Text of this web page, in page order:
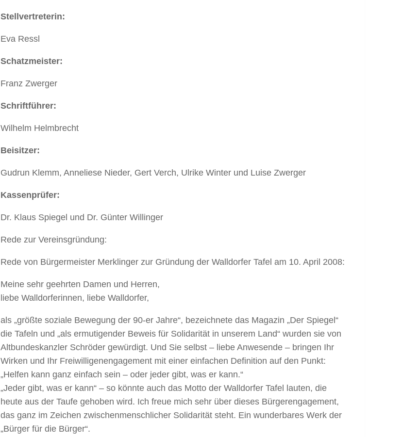
Stellvertreterin:
Eva Ressl
Schatzmeister:
Franz Zwerger
Schriftführer:
Wilhelm Helmbrecht
Beisitzer:
Gudrun Klemm, Anneliese Nieder, Gert Verch, Ulrike Winter und Luise Zwerger
Kassenprüfer:
Dr. Klaus Spiegel und Dr. Günter Willinger
Rede zur Vereinsgründung:
Rede von Bürgermeister Merklinger zur Gründung der Walldorfer Tafel am 10. April 2008:
Meine sehr geehrten Damen und Herren,
liebe Walldorferinnen, liebe Walldorfer,
als „größte soziale Bewegung der 90-er Jahre“, bezeichnete das Magazin „Der Spiegel“
die Tafeln und „als ermutigender Beweis für Solidarität in unserem Land“ wurden sie von
Altbundeskanzler Schröder gewürdigt. Und Sie selbst – liebe Anwesende – bringen Ihr
Wirken und Ihr Freiwilligenengagement mit einer einfachen Definition auf den Punkt:
„Helfen kann ganz einfach sein – oder jeder gibt, was er kann.“
„Jeder gibt, was er kann“ – so könnte auch das Motto der Walldorfer Tafel lauten, die
heute aus der Taufe gehoben wird. Ich freue mich sehr über dieses Bürgerengagement,
das ganz im Zeichen zwischenmenschlicher Solidarität steht. Ein wunderbares Werk der
„Bürger für die Bürger“.